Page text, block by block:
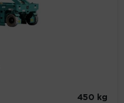
450 kg